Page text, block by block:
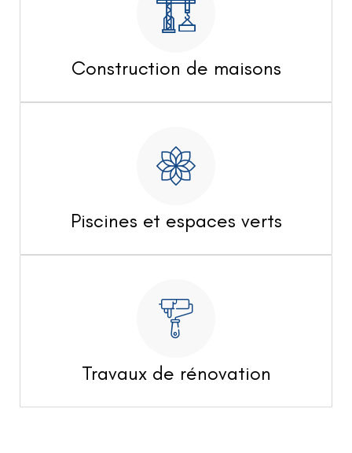
Construction de maisons
Piscines et espaces verts
Travaux de rénovation